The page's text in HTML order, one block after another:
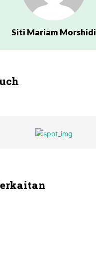
Siti Mariam Morshidi